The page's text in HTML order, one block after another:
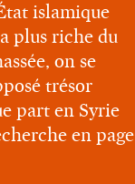
islamique
plus riche du
on se
trésor
part en Syrie
en page